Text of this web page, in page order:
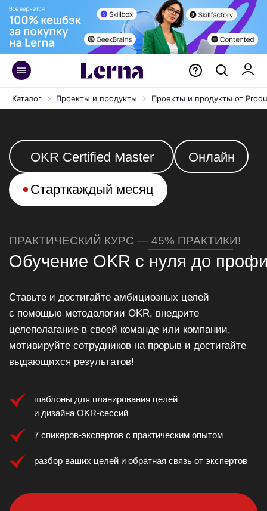
Каталог Проекты и продукты Проекты и продукты от
Ставьте и достигайте амбициозных целей
с помощью методологии OKR, внедрите
целеполагание в своей команде или компании,
Старткаждый месяц
Обучение OKR с нуля до профи
шаблоны для планирования целей
и дизайна OKR-сессий
ПРАКТИЧЕСКИЙ КУРС — 45% ПРАКТИКИ!
7 спикеров-экспертов с практическим опытом
Получить доступ